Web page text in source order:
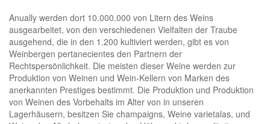
Anually werden dort 10.000.000 von Litern des Weins
ausgearbeitet, von den verschiedenen Vielfalten der Traube
ausgehend, die in den 1.200 kultiviert werden, gibt es von
Weinbergen pertanecientes den Partnern der
Rechtspersönlichkeit. Die meisten dieser Weine werden zur
Produktion von Weinen und Wein-Kellern von Marken des
anerkannten Prestiges bestimmt. Die Produktion und Produktion
von Weinen des Vorbehalts im Alter von in unseren
Lagerhäusern, besitzen Sie champaigns, Weine varietalas, und